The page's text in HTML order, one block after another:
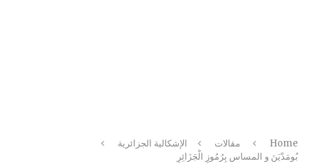
Home مقالات
الإشكالية الجزائرية
بُومَدْيَنَ و المساس بِرُمُوزِ الْجَزَائِرِ